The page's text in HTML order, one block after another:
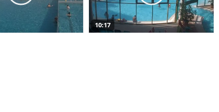
10:17